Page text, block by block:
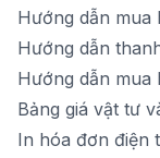
Hướng dẫn mua
Hướng dẫn
Hướng dẫn mua
Bảng giá vật tư
In hóa đơn điện